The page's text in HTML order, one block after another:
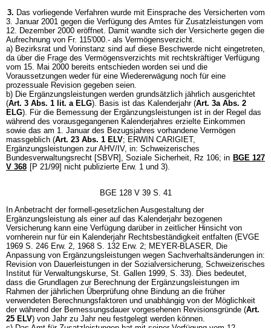
3. Das vorliegende Verfahren wurde mit Einsprache des Versicherten vom
3. Januar 2001 gegen die Verfügung des Amtes für Zusatzleistungen vom
12. Dezember 2000 eröffnet. Damit wandte sich der Versicherte gegen die
Aufrechnung von Fr. 115'000.- als Vermögensverzicht.
a) Bezirksrat und Vorinstanz sind auf diese Beschwerde nicht eingetreten,
da über die Frage des Vermögensverzichts mit rechtskräftiger Verfügung
vom 15. Mai 2000 bereits entschieden worden sei und die
Voraussetzungen weder für eine Wiedererwägung noch für eine
prozessuale Revision gegeben seien.
b) Die Ergänzungsleistungen werden grundsätzlich jährlich ausgerichtet
(Art. 3 Abs. 1 lit. a ELG). Basis ist das Kalenderjahr (Art. 3a Abs. 2
ELG). Für die Bemessung der Ergänzungsleistungen ist in der Regel das
während des vorausgegangenen Kalenderjahres erzielte Einkommen
sowie das am 1. Januar des Bezugsjahres vorhandene Vermögen
massgeblich (Art. 23 Abs. 1 ELV; ERWIN CARIGIET,
Ergänzungsleistungen zur AHV/IV, in: Schweizerisches
Bundesverwaltungsrecht [SBVR], Soziale Sicherheit, Rz 106; in BGE 127
V 368 [P 21/99] nicht publizierte Erw. 1 und 3).
BGE 128 V 39 S. 41
In Anbetracht der formell-gesetzlichen Ausgestaltung der
Ergänzungsleistung als einer auf das Kalenderjahr bezogenen
Versicherung kann eine Verfügung darüber in zeitlicher Hinsicht von
vornherein nur für ein Kalenderjahr Rechtsbeständigkeit entfalten (EVGE
1969 S. 246 Erw. 2, 1968 S. 132 Erw. 2; MEYER-BLASER, Die
Anpassung von Ergänzungsleistungen wegen Sachverhaltsänderungen in:
Revision von Dauerleistungen in der Sozialversicherung, Schweizerisches
Institut für Verwaltungskurse, St. Gallen 1999, S. 33). Dies bedeutet,
dass die Grundlagen zur Berechnung der Ergänzungsleistungen im
Rahmen der jährlichen Überprüfung ohne Bindung an die früher
verwendeten Berechnungsfaktoren und unabhängig von der Möglichkeit
der während der Bemessungsdauer vorgesehenen Revisionsgründe (Art.
25 ELV) von Jahr zu Jahr neu festgelegt werden können.